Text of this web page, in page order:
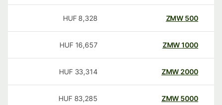
500
ZMW
8,328
HUF
1000
ZMW
16,657
HUF
2000
ZMW
33,314
HUF
5000
ZMW
83,285
HUF